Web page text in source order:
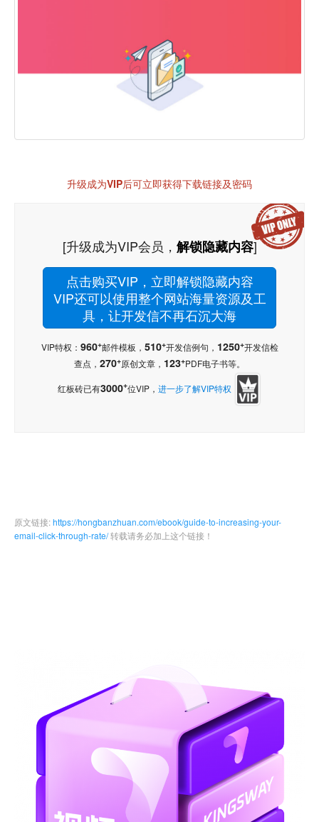
升级成为VIP后可立即获得下载链接及密码
[升级成为VIP会员， 解锁隐藏内容]
点击购买VIP，立即解锁隐藏内容
VIP还可以使用整个网站海量资源及工
具，让开发信不再石沉大海
VIP特权： 960+邮件模板， 510+开发信例句， 1250+开发信检
查点， 270+原创文章， 123+PDF电子书等。
红板砖已有3000+位VIP， 进一步了解VIP特权
原文链接:https://hongbanzhuan.com/ebook/guide-to-increasing-your-
email-click-through-rate/转载请务必加上这个链接！